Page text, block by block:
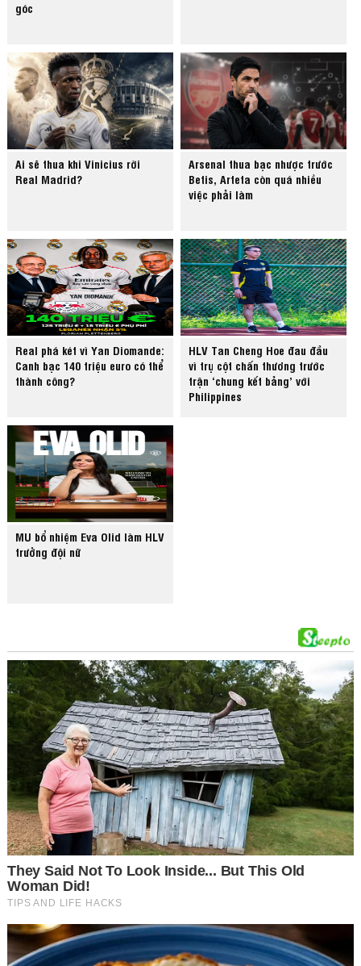
góc
Ai sẽ thua khi Vinicius rời
Real Madrid?
Arsenal thua bạc nhược trước
Betis, Arteta còn quá nhiều
việc phải làm
Real phá két vì Yan Diomande:
Canh bạc 140 triệu euro có thể
thành công?
HLV Tan Cheng Hoe đau đầu
vì trụ cột chấn thương trước
trận ‘chung kết bảng’ với
Philippines
MU bổ nhiệm Eva Olid làm HLV
trưởng đội nữ